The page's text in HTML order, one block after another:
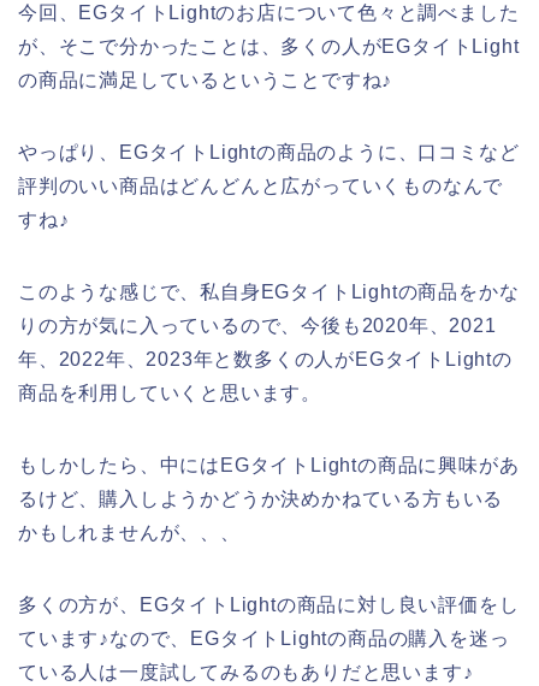
今回、EGタイトLightのお店について色々と調べました
が、そこで分かったことは、多くの人がEGタイトLight
の商品に満足しているということですね♪
やっぱり、EGタイトLightの商品のように、口コミなど
評判のいい商品はどんどんと広がっていくものなんで
すね♪
このような感じで、私自身EGタイトLightの商品をかな
りの方が気に入っているので、今後も2020年、2021
年、2022年、2023年と数多くの人がEGタイトLightの
商品を利用していくと思います。
もしかしたら、中にはEGタイトLightの商品に興味があ
るけど、購入しようかどうか決めかねている方もいる
かもしれませんが、、、
多くの方が、EGタイトLightの商品に対し良い評価をし
ています♪なので、EGタイトLightの商品の購入を迷っ
ている人は一度試してみるのもありだと思います♪